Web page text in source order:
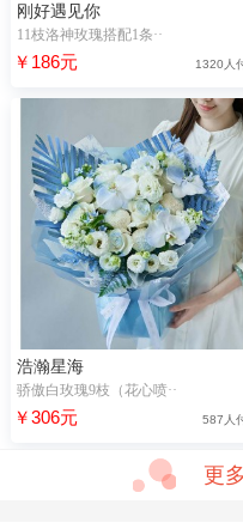
刚好遇见你
11枝洛神玫瑰搭配1条··
￥186元 1320人
浩瀚星海
骄傲白玫瑰9枝（花心喷··
￥306元 587人
更